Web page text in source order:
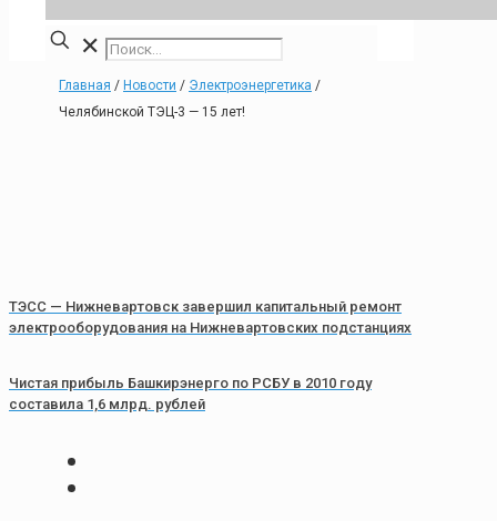
✕
Главная / Новости / Электроэнергетика /
Челябинской ТЭЦ-3 — 15 лет!
ТЭСС — Нижневартовск завершил капитальный ремонт
электрооборудования на Нижневартовских подстанциях
Чистая прибыль Башкирэнерго по РСБУ в 2010 году
составила 1,6 млрд. рублей